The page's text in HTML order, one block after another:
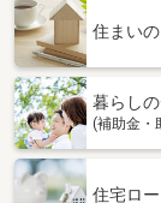
住まい
暮らし
(補助金・
住宅ロ